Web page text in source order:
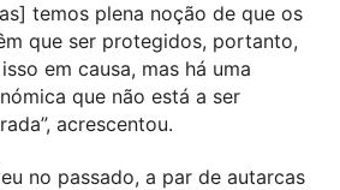
temos plena noção de que os
que ser protegidos, portanto,
em causa, mas há uma
que não está a ser
acrescentou.
no passado, a par de autarcas